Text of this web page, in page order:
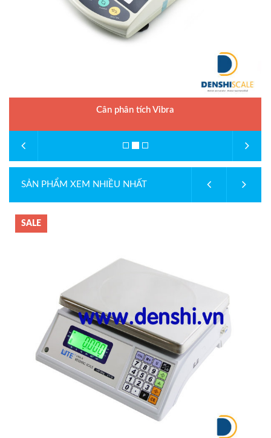
Cân phân tích Vibra
SẢN PHẨM XEM NHIỀU NHẤT
SALE